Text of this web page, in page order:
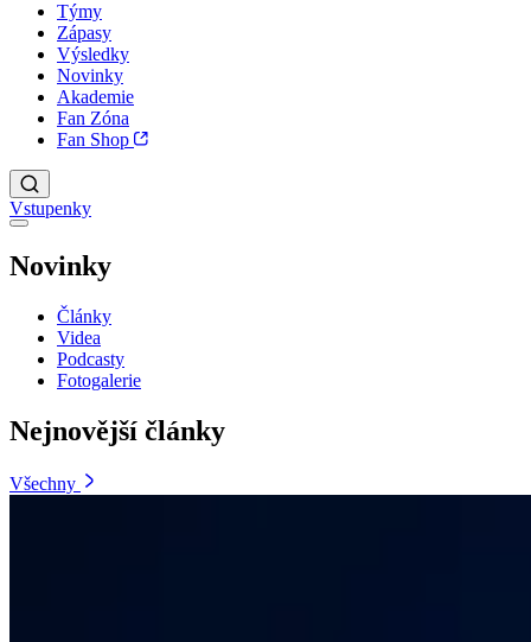
Týmy
Zápasy
Výsledky
Novinky
Akademie
Fan Zóna
Fan Shop
Vstupenky
Novinky
Články
Videa
Podcasty
Fotogalerie
Nejnovější články
Všechny